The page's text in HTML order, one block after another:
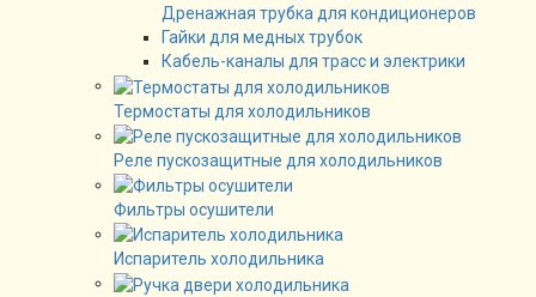
Дренажная трубка для кондиционеров
Гайки для медных трубок
Кабель-каналы для трасс и электрики
Термостаты для холодильников
Реле пускозащитные для холодильников
Фильтры осушители
Испаритель холодильника